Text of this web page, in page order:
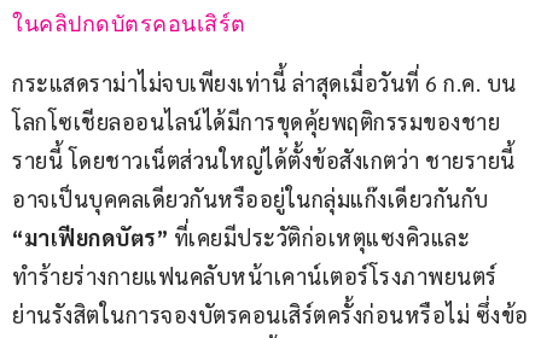
ในคลิปกดบัตรคอนเสิร์ต
กระแสดราม่าไม่จบเพียงเท่านี้ ล่าสุดเมื่อวันที่ 6 ก.ค. บน
โลกโซเชียลออนไลน์ได้มีการขุดคุ้ยพฤติกรรมของชาย
รายนี้ โดยชาวเน็ตส่วนใหญ่ได้ตั้งข้อสังเกตว่า ชายรายนี้
อาจเป็นบุคคลเดียวกันหรืออยู่ในกลุ่มแก๊งเดียวกันกับ
“มาเฟียกดบัตร” ที่เคยมีประวัติก่อเหตุแซงคิวและ
ทำร้ายร่างกายแฟนคลับหน้าเคาน์เตอร์โรงภาพยนตร์
ย่านรังสิตในการจองบัตรคอนเสิร์ตครั้งก่อนหรือไม่ ซึ่งข้อ